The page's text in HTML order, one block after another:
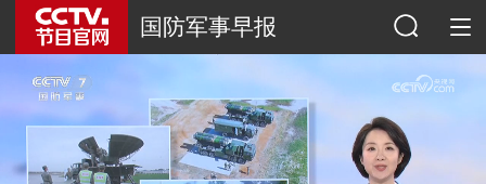
国防军事早报